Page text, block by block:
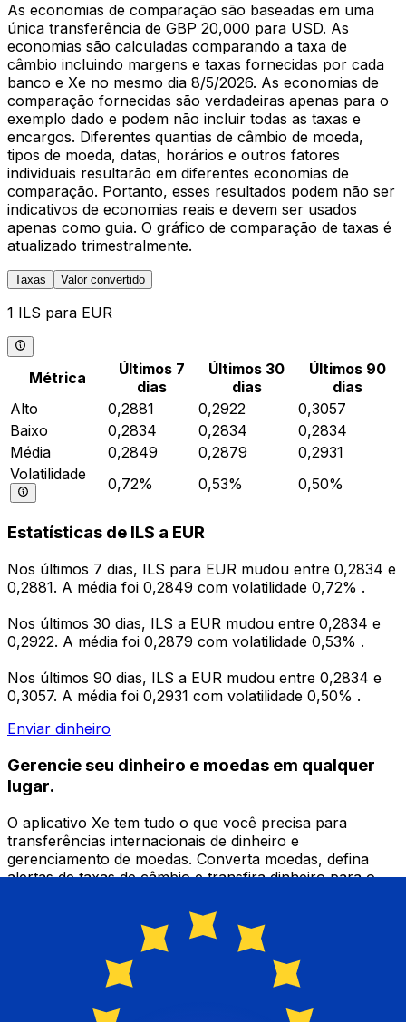
As economias de comparação são baseadas em uma
única transferência de GBP 20,000 para USD. As
economias são calculadas comparando a taxa de
câmbio incluindo margens e taxas fornecidas por cada
banco e Xe no mesmo dia 8/5/2026. As economias de
comparação fornecidas são verdadeiras apenas para o
exemplo dado e podem não incluir todas as taxas e
encargos. Diferentes quantias de câmbio de moeda,
tipos de moeda, datas, horários e outros fatores
individuais resultarão em diferentes economias de
comparação. Portanto, esses resultados podem não ser
indicativos de economias reais e devem ser usados
apenas como guia. O gráfico de comparação de taxas é
atualizado trimestralmente.
Taxas Valor convertido
1 ILS para EUR
Métrica
Últimos 7
dias
Últimos 30
dias
Últimos 90
dias
Alto
0,2881 0,2922
0,3057
Baixo
0,2834 0,2834
0,2834
Média
0,2849 0,2879
0,2931
Volatilidade
0,72% 0,53% 0,50%
Estatísticas de ILS a EUR
Nos últimos 7 dias, ILS para EUR mudou entre 0,2834 e
0,2881. A média foi 0,2849 com volatilidade 0,72% .
Nos últimos 30 dias, ILS a EUR mudou entre 0,2834 e
0,2922. A média foi 0,2879 com volatilidade 0,53% .
Nos últimos 90 dias, ILS a EUR mudou entre 0,2834 e
0,3057. A média foi 0,2931 com volatilidade 0,50% .
Enviar dinheiro
Gerencie seu dinheiro e moedas em qualquer
lugar.
O aplicativo Xe tem tudo o que você precisa para
transferências internacionais de dinheiro e
gerenciamento de moedas. Converta moedas, defina
alertas de taxas de câmbio e transfira dinheiro para o